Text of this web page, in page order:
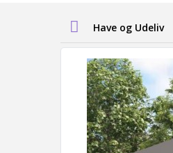
Have og Udeliv